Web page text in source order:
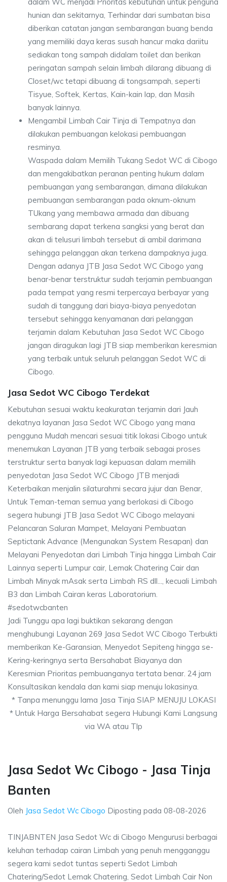
hunian dan sekitarnya, Terhindar dari sumbatan bisa
diberikan catatan jangan sembarangan buang benda
yang memiliki daya keras susah hancur maka dariitu
sediakan tong sampah didalam toilet dan berikan
peringatan sampah selain limbah dilarang dibuang di
Closet/wc tetapi dibuang di tongsampah, seperti
Tisyue, Softek, Kertas, Kain-kain lap, dan Masih
banyak lainnya.
Mengambil Limbah Cair Tinja di Tempatnya dan
dilakukan pembuangan kelokasi pembuangan
resminya.
Waspada dalam Memilih Tukang Sedot WC di Cibogo
dan mengakibatkan peranan penting hukum dalam
pembuangan yang sembarangan, dimana dilakukan
pembuangan sembarangan pada oknum-oknum
TUkang yang membawa armada dan dibuang
sembarang dapat terkena sangksi yang berat dan
akan di telusuri limbah tersebut di ambil darimana
sehingga pelanggan akan terkena dampaknya juga.
Dengan adanya JTB Jasa Sedot WC Cibogo yang
benar-benar terstruktur sudah terjamin pembuangan
pada tempat yang resmi terpercaya berbayar yang
sudah di tanggung dari biaya-biaya penyedotan
tersebut sehingga kenyamanan dari pelanggan
terjamin dalam Kebutuhan Jasa Sedot WC Cibogo
jangan diragukan lagi JTB siap memberikan keresmian
yang terbaik untuk seluruh pelanggan Sedot WC di
Cibogo.
Jasa Sedot WC Cibogo Terdekat
Kebutuhan sesuai waktu keakuratan terjamin dari Jauh
dekatnya layanan Jasa Sedot WC Cibogo yang mana
pengguna Mudah mencari sesuai titik lokasi Cibogo untuk
menemukan Layanan JTB yang terbaik sebagai proses
terstruktur serta banyak lagi kepuasan dalam memilih
penyedotan Jasa Sedot WC Cibogo JTB menjadi
Keterbaikan menjalin silaturahmi secara jujur dan Benar,
Untuk Teman-teman semua yang berlokasi di Cibogo
segera hubungi JTB Jasa Sedot WC Cibogo melayani
Pelancaran Saluran Mampet, Melayani Pembuatan
Septictank Advance (Mengunakan System Resapan) dan
Melayani Penyedotan dari Limbah Tinja hingga Limbah Cair
Lainnya seperti Lumpur cair, Lemak Chatering Cair dan
Limbah Minyak mAsak serta Limbah RS dll..., kecuali Limbah
B3 dan Limbah Cairan keras Laboratorium.
#sedotwcbanten
Jadi Tunggu apa lagi buktikan sekarang dengan
menghubungi Layanan 269 Jasa Sedot WC Cibogo Terbukti
memberikan Ke-Garansian, Menyedot Sepiteng hingga se-
Kering-keringnya serta Bersahabat Biayanya dan
Keresmian Prioritas pembuanganya tertata benar. 24 jam
Konsultasikan kendala dan kami siap menuju lokasinya.
* Tanpa menunggu lama Jasa Tinja SIAP MENUJU LOKASI
* Untuk Harga Bersahabat segera Hubungi Kami Langsung
via WA atau Tlp
Jasa Sedot Wc Cibogo - Jasa Tinja
Banten
Oleh Jasa Sedot Wc Cibogo Diposting pada 08-08-2026
TINJABNTEN Jasa Sedot Wc di Cibogo Mengurusi berbagai
keluhan terhadap cairan Limbah yang penuh mengganggu
segera kami sedot tuntas seperti Sedot Limbah
Chatering/Sedot Lemak Chatering, Sedot Limbah Cair Non